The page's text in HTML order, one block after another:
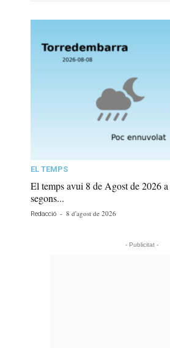
EL TEMPS
El temps avui 8 de Agost de 2026
segons...
Redacció - 8 d'agost de 2026
- Publicitat -